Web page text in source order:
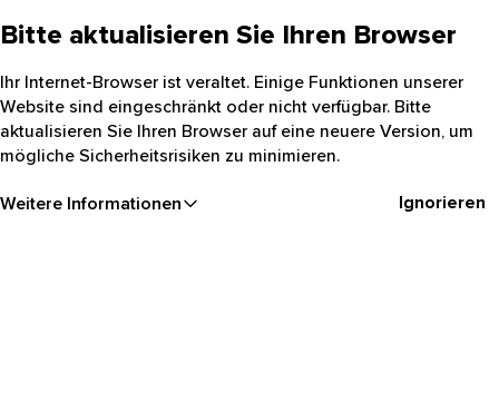
Bitte aktualisieren Sie Ihren Browser
Ihr Internet-Browser ist veraltet. Einige Funktionen unserer
Website sind eingeschränkt oder nicht verfügbar. Bitte
aktualisieren Sie Ihren Browser auf eine neuere Version, um
mögliche Sicherheitsrisiken zu minimieren.
Weitere Informationen Ignorieren